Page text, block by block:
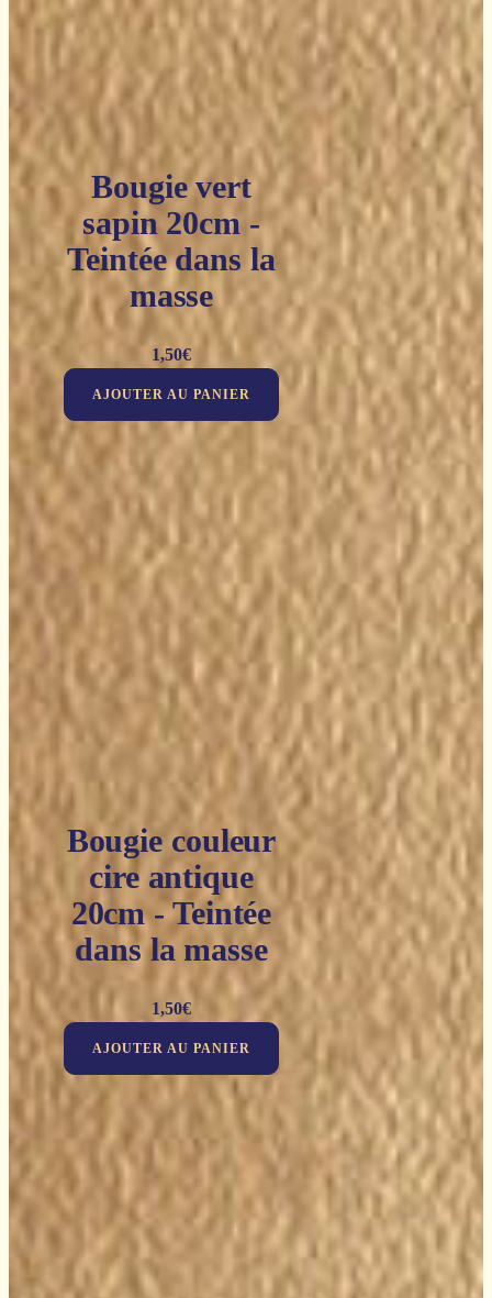
Bougie vert
sapin 20cm -
Teintée dans la
masse
1,50€
AJOUTER AU PANIER
Bougie couleur
cire antique
20cm - Teintée
dans la masse
1,50€
AJOUTER AU PANIER